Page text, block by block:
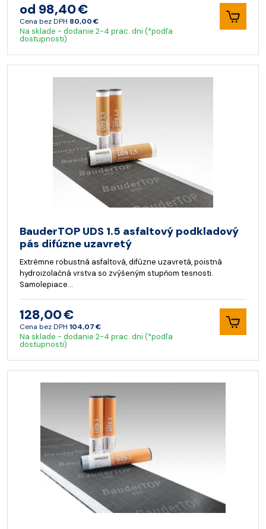
od 98,40 €
Cena bez DPH 80,00 €
Na sklade - dodanie 2-4 prac. dni (*podľa
dostupnosti)
BauderTOP UDS 1.5 asfaltový podkladový
pás difúzne uzavretý
Extrémne robustná asfaltová, difúzne uzavretá, poistná
hydroizolačná vrstva so zvýšeným stupňom tesnosti.
Samolepiace…
128,00 €
Cena bez DPH 104,07 €
Na sklade - dodanie 2-4 prac. dni (*podľa
dostupnosti)